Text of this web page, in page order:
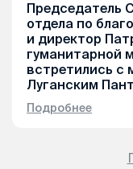
Председатель
отдела по
и директор
гуманитарной
встретились с
Луганским
Подробнее